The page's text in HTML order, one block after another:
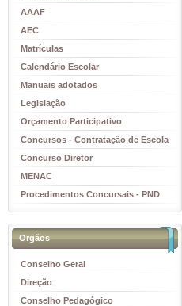
AAAF
AEC
Matrículas
Calendário Escolar
Manuais adotados
Legislação
Orçamento Participativo
Concursos - Contratação de Escola
Concurso Diretor
MENAC
Procedimentos Concursais - PND
Orgãos
Conselho Geral
Direção
Conselho Pedagógico